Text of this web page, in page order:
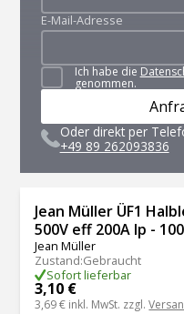
E-Mail-Adresse
Ich habe die
genommen.
Oder direkt per
+49 89 262093836
Jean Müller ÜF1
500V eff 200A Ip -
Jean Müller
Zustand:Gebraucht
Sofort lieferbar
3,10 €
3,69 € inkl. MwSt. zzgl.